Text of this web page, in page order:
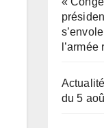
du 5